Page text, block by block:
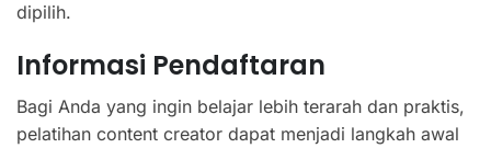
dipilih.
Informasi Pendaftaran
Bagi Anda yang ingin belajar lebih terarah dan praktis,
pelatihan content creator dapat menjadi langkah awal